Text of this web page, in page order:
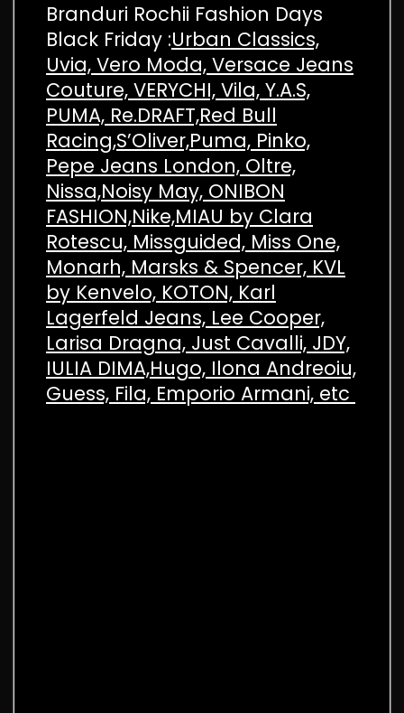
Branduri Rochii Fashion Days
Black Friday :Urban Classics,
Uvia, Vero Moda, Versace Jeans
Couture, VERYCHI, Vila, Y.A.S,
PUMA, Re.DRAFT,Red Bull
Racing,S’Oliver,Puma, Pinko,
Pepe Jeans London, Oltre,
Nissa,Noisy May, ONIBON
FASHION,Nike,MIAU by Clara
Rotescu, Missguided, Miss One,
Monarh, Marsks & Spencer, KVL
by Kenvelo, KOTON, Karl
Lagerfeld Jeans, Lee Cooper,
Larisa Dragna, Just Cavalli, JDY,
IULIA DIMA,Hugo, Ilona Andreoiu,
Guess, Fila, Emporio Armani, etc